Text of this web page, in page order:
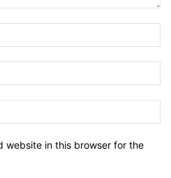
website in this browser for the